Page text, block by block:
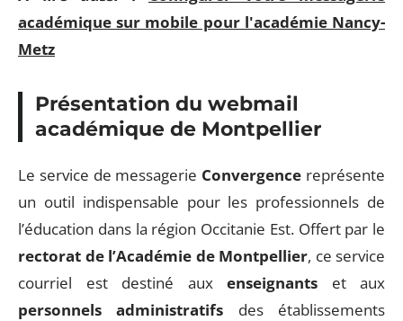
académique sur mobile pour l'académie Nancy-
Metz
Présentation du webmail
académique de Montpellier
Le service de messagerie Convergence représente
un outil indispensable pour les professionnels de
l’éducation dans la région Occitanie Est. Offert par le
rectorat de l’Académie de Montpellier, ce service
courriel est destiné aux enseignants et aux
personnels administratifs des établissements